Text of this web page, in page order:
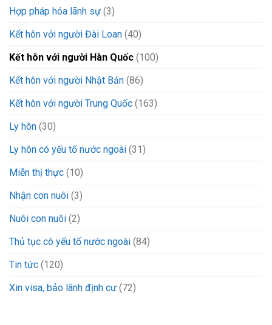
Hợp pháp hóa lãnh sự (3)
Kết hôn với người Đài Loan (40)
Kết hôn với người Hàn Quốc (100)
Kết hôn với người Nhật Bản (86)
Kết hôn với người Trung Quốc (163)
Ly hôn (30)
Ly hôn có yếu tố nước ngoài (31)
Miễn thị thực (10)
Nhận con nuôi (3)
Nuôi con nuôi (2)
Thủ tục có yếu tố nước ngoài (84)
Tin tức (120)
Xin visa, bảo lãnh định cư (72)